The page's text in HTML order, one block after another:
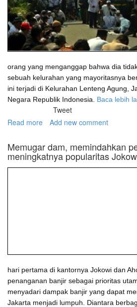
orang yang menganggap bahwa dia
sebuah kelurahan yang mayoritasnya
ini terjadi di Kelurahan Lenteng Agung,
Negara Republik Indonesia. Baca lebih
Tweet
Read more about
tes
inklusivitas
Add new comment
Memugar dam, memindahkan
meningkatnya popularitas
hari pertama di kantornya Jokowi dan
penanganan banjir sebagai prioritas
menyadari dampak banjir yang dapat
Jakarta menjadi lumpuh. Diantara